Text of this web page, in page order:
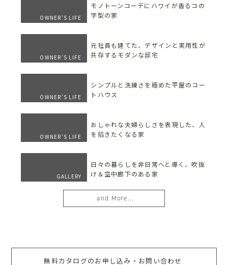
OWNER'S LIFE
モノトーンコーデにハワイが香るコの
字型の家
OWNER'S LIFE
元社員も建てた、デザインと実用性が
共存するモダンな邸宅
OWNER'S LIFE
シンプルと洗練さを極めた平屋のコー
トハウス
OWNER'S LIFE
おしゃれな夫婦らしさを表現した、人
を招きたくなる家
GALLERY
日々の暮らしを非日常へと導く、吹抜
け＆空中廊下のある家
and More...
無料カタログのお申し込み・お問い合わせ